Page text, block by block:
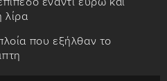
λίρα
που εξήλθαν το